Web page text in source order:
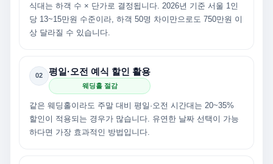
식대는 하객 수 × 단가로 결정됩니다. 2026년 기준 서울 1인
당 13~15만원 수준이라, 하객 50명 차이만으로도 750만원 이
상 달라질 수 있습니다.
02 평일·오전 예식 할인 활용
웨딩홀 절감
같은 웨딩홀이라도 주말 대비 평일·오전 시간대는 20~35%
할인이 적용되는 경우가 많습니다. 유연한 날짜 선택이 가능
하다면 가장 효과적인 방법입니다.